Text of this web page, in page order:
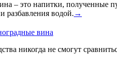
– это напитки, полученные
разбавления водой. →
вина
никогда не смогут